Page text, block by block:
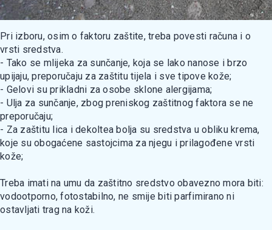
Pri izboru, osim o faktoru zaštite, treba povesti računa i o
vrsti sredstva.
- Tako se mlijeka za sunčanje, koja se lako nanose i brzo
upijaju, preporučaju za zaštitu tijela i sve tipove kože;
- Gelovi su prikladni za osobe sklone alergijama;
- Ulja za sunčanje, zbog preniskog zaštitnog faktora se ne
preporučaju;
- Za zaštitu lica i dekoltea bolja su sredstva u obliku krema,
koje su obogaćene sastojcima za njegu i prilagođene vrsti
kože;
Treba imati na umu da zaštitno sredstvo obavezno mora biti:
vodootporno, fotostabilno, ne smije biti parfimirano ni
ostavljati trag na koži.